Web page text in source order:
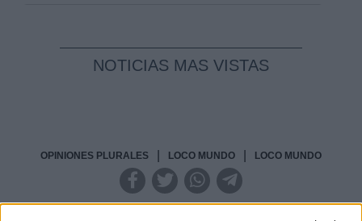
NOTICIAS MAS VISTAS
OPINIONES PLURALES LOCO MUNDO LOCO MUNDO